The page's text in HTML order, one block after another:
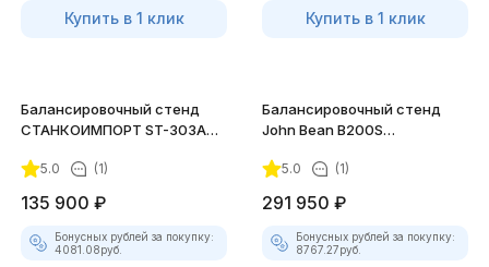
Купить в 1 клик Купить в 1 клик
Балансировочный стенд
СТАНКОИМПОРТ ST-303A
5.0 (1)
135 900 ₽
Бонусных рублей за покупку:
4081.08руб.
Балансировочный стенд
John Bean B200S
5.0 (1)
291 950 ₽
Бонусных рублей за покупку:
8767.27руб.